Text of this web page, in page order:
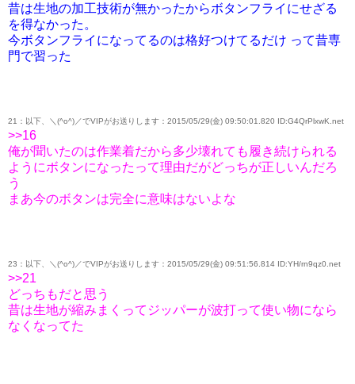
昔は生地の加工技術が無かったからボタンフライにせざる
を得なかった。
今ボタンフライになってるのは格好つけてるだけ って昔専
門で習った
21：以下、＼(^o^)／でVIPがお送りします：2015/05/29(金) 09:50:01.820 ID:G4QrPlxwK.net
>>16
俺が聞いたのは作業着だから多少壊れても履き続けられる
ようにボタンになったって理由だがどっちが正しいんだろ
う
まあ今のボタンは完全に意味はないよな
23：以下、＼(^o^)／でVIPがお送りします：2015/05/29(金) 09:51:56.814 ID:YH/rn9qz0.net
>>21
どっちもだと思う
昔は生地が縮みまくってジッパーが波打って使い物になら
なくなってた